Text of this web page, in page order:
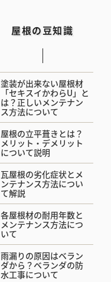
屋根の豆知識
塗装が出来ない屋根材
「セキスイかわらU」と
は？正しいメンテナン
ス方法について
屋根の立平葺きとは？
メリット・デメリット
について説明
瓦屋根の劣化症状とメ
ンテナンス方法につい
て解説
各屋根材の耐用年数と
メンテナンス方法につ
いて
雨漏りの原因はベラン
ダから？ベランダの防
水工事について